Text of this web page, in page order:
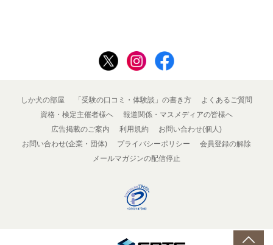
しか犬の部屋 「受験の口コミ・体験談」の書き方
よくあるご質問
資格・検定主催者様へ
報道関係・マスメディアの皆様へ
広告掲載のご案内
利用規約
お問い合わせ(個人)
お問い合わせ(企業・団体)
プライバシーポリシー
会員登録の解除
メールマガジンの配信停止